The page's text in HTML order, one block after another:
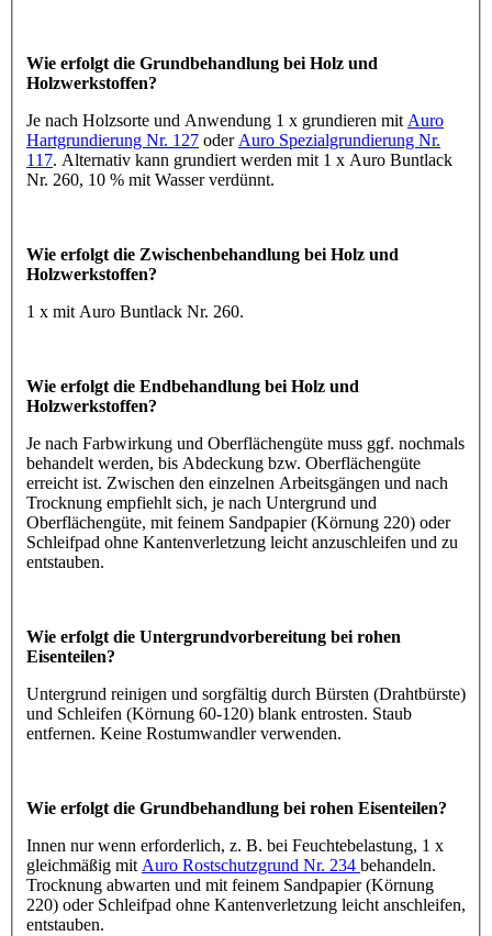
Wie erfolgt die Grundbehandlung bei Holz und
Holzwerkstoffen?
Je nach Holzsorte und Anwendung 1 x grundieren mit Auro
Hartgrundierung Nr. 127 oder Auro Spezialgrundierung Nr.
117. Alternativ kann grundiert werden mit 1 x Auro Buntlack
Nr. 260, 10 % mit Wasser verdünnt.
Wie erfolgt die Zwischenbehandlung bei Holz und
Holzwerkstoffen?
1 x mit Auro Buntlack Nr. 260.
Wie erfolgt die Endbehandlung bei Holz und
Holzwerkstoffen?
Je nach Farbwirkung und Oberflächengüte muss ggf. nochmals
behandelt werden, bis Abdeckung bzw. Oberflächengüte
erreicht ist. Zwischen den einzelnen Arbeitsgängen und nach
Trocknung empfiehlt sich, je nach Untergrund und
Oberflächengüte, mit feinem Sandpapier (Körnung 220) oder
Schleifpad ohne Kantenverletzung leicht anzuschleifen und zu
entstauben.
Wie erfolgt die Untergrundvorbereitung bei rohen
Eisenteilen?
Untergrund reinigen und sorgfältig durch Bürsten (Drahtbürste)
und Schleifen (Körnung 60-120) blank entrosten. Staub
entfernen. Keine Rostumwandler verwenden.
Wie erfolgt die Grundbehandlung bei rohen Eisenteilen?
Innen nur wenn erforderlich, z. B. bei Feuchtebelastung, 1 x
gleichmäßig mit Auro Rostschutzgrund Nr. 234 behandeln.
Trocknung abwarten und mit feinem Sandpapier (Körnung
220) oder Schleifpad ohne Kantenverletzung leicht anschleifen,
entstauben.